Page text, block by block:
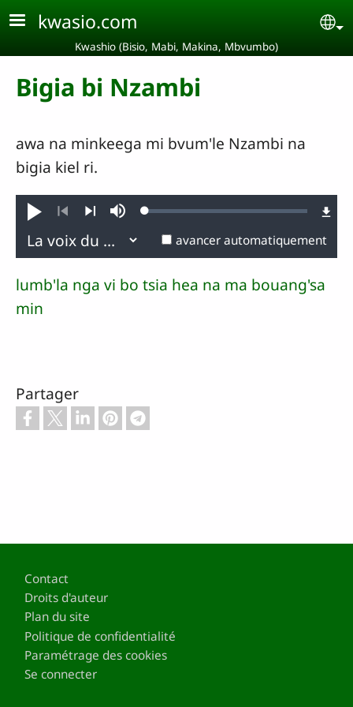
Aller au contenu principal
kwasio.com
Kwashio (Bisio, Mabi, Makina, Mbvumbo)
Bigia bi Nzambi
awa na minkeega mi bvum'le Nzambi na
bigia kiel ri.
Jouer
Précédent
SourdineLoaded:
avancer automatiquement
lumb'la nga vi bo tsia hea na ma bouang'sa
min
Partager
Pied de page
Contact
Droits d'auteur
Plan du site
Politique de confidentialité
Paramétrage des cookies
Se connecter